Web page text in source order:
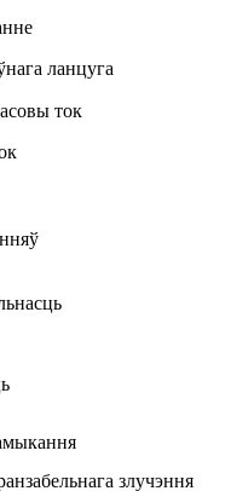
ланцуга
ток
злучэння